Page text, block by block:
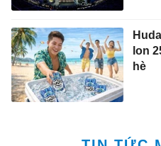
lon
hè